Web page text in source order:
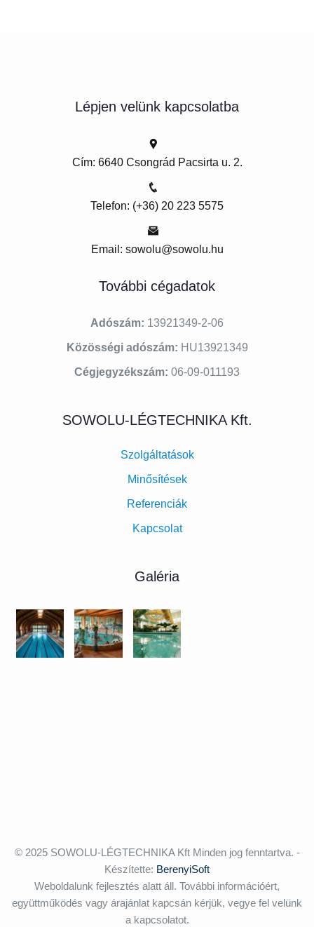
Lépjen velünk kapcsolatba
Cím: 6640 Csongrád Pacsirta u. 2.
Telefon: (+36) 20 223 5575
Email: sowolu@sowolu.hu
További cégadatok
Adószám: 13921349-2-06
Közösségi adószám: HU13921349
Cégjegyzékszám: 06-09-011193
SOWOLU-LÉGTECHNIKA Kft.
Szolgáltatások
Minősítések
Referenciák
Kapcsolat
Galéria
© 2025 SOWOLU-LÉGTECHNIKA Kft Minden jog fenntartva. -
Készítette: BerenyiSoft
Weboldalunk fejlesztés alatt áll. További információért,
együttműködés vagy árajánlat kapcsán kérjük, vegye fel velünk
a kapcsolatot.